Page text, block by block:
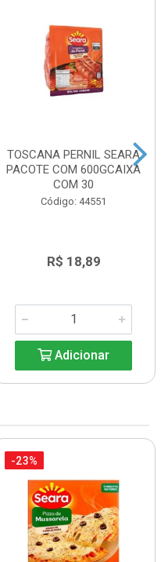
TOSCANA PERNIL SEARA
PACOTE COM 600GCAIXA
COM 30
Código: 44551
R$ 18,89
Adicionar
-23%